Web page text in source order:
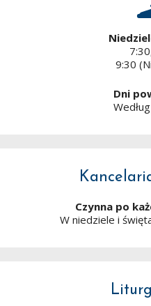
9:30
Dni
Czynna po
W niedziele i